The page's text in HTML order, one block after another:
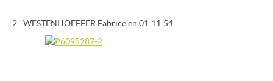
2 : WESTENHOEFFER Fabrice en 01:11:54